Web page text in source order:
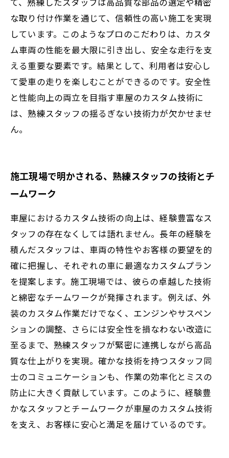
な取り付け作業を通じて、信頼性の高い施工を実現
しています。このようなプロのこだわりは、カスタ
ム車両の性能を最大限に引き出し、安全な走行を支
える重要な要素です。結果として、利用者は安心し
て愛車の走りを楽しむことができるのです。安全性
と性能向上の両立を目指す車屋のカスタム技術に
は、熟練スタッフの揺るぎない技術力が欠かせませ
ん。
施工現場で明かされる、熟練スタッフの技術とチ
ームワーク
車屋におけるカスタム技術の向上は、経験豊富なス
タッフの存在なくしては語れません。長年の経験を
積んだスタッフは、車両の特性やお客様の要望を的
確に把握し、それぞれの車に最適なカスタムプラン
を提案します。施工現場では、彼らの卓越した技術
と綿密なチームワークが発揮されます。例えば、外
装のカスタム作業だけでなく、エンジンやサスペン
ションの調整、さらには安全性を損なわない改造に
至るまで、熟練スタッフが緊密に連携しながら高品
質な仕上がりを実現。確かな技術を持つスタッフ同
士のコミュニケーションも、作業の効率化とミスの
防止に大きく貢献しています。このように、経験豊
かなスタッフとチームワークが車屋のカスタム技術
を支え、お客様に安心と満足を届けているのです。